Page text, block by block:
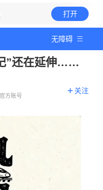
打开
无障碍
”还在延伸……
方账号
关注